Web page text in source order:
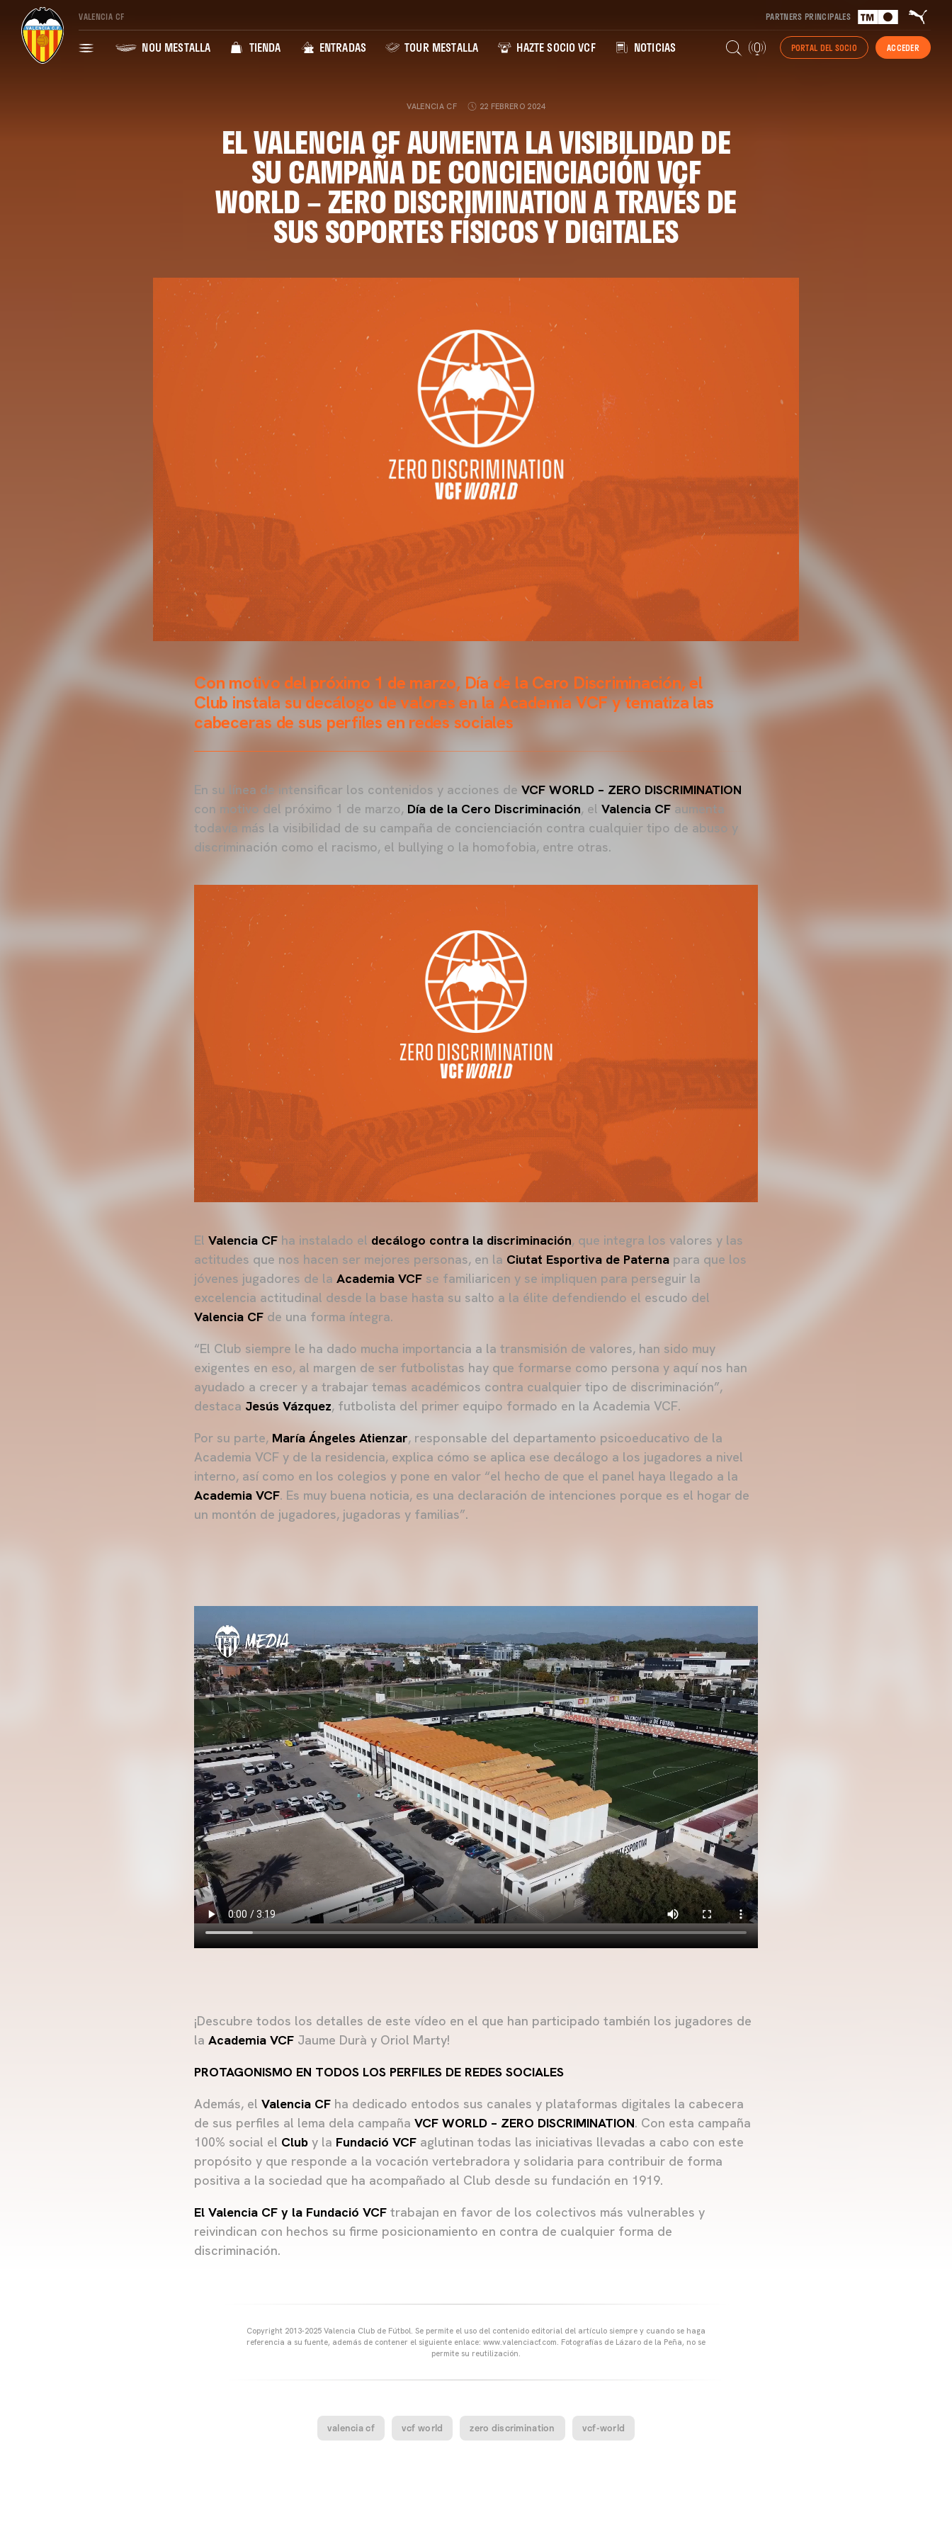
VALENCIA CF PARTNERS PRINCIPALES
NOU MESTALLA TIENDA ENTRADAS TOUR MESTALLA HAZTE SOCIO VCF NOTICIAS PORTAL DEL SOCIO ACCEDER
VALENCIA CF 22 FEBRERO 2024
EL VALENCIA CF AUMENTA LA VISIBILIDAD DE
SU CAMPAÑA DE CONCIENCIACIÓN VCF
WORLD – ZERO DISCRIMINATION A TRAVÉS DE
SUS SOPORTES FÍSICOS Y DIGITALES
Con motivo del próximo 1 de marzo, Día de la Cero Discriminación, el
Club instala su decálogo de valores en la Academia VCF y tematiza las
cabeceras de sus perfiles en redes sociales
En su línea de intensificar los contenidos y acciones de VCF WORLD – ZERO DISCRIMINATION
con motivo del próximo 1 de marzo, Día de la Cero Discriminación, el Valencia CF aumenta
todavía más la visibilidad de su campaña de concienciación contra cualquier tipo de abuso y
discriminación como el racismo, el bullying o la homofobia, entre otras.
El Valencia CF ha instalado el decálogo contra la discriminación, que integra los valores y las
actitudes que nos hacen ser mejores personas, en la Ciutat Esportiva de Paterna para que los
jóvenes jugadores de la Academia VCF se familiaricen y se impliquen para perseguir la
excelencia actitudinal desde la base hasta su salto a la élite defendiendo el escudo del
Valencia CF de una forma íntegra.
“El Club siempre le ha dado mucha importancia a la transmisión de valores, han sido muy
exigentes en eso, al margen de ser futbolistas hay que formarse como persona y aquí nos han
ayudado a crecer y a trabajar temas académicos contra cualquier tipo de discriminación”,
destaca Jesús Vázquez, futbolista del primer equipo formado en la Academia VCF.
Por su parte, María Ángeles Atienzar, responsable del departamento psicoeducativo de la
Academia VCF y de la residencia, explica cómo se aplica ese decálogo a los jugadores a nivel
interno, así como en los colegios y pone en valor “el hecho de que el panel haya llegado a la
Academia VCF. Es muy buena noticia, es una declaración de intenciones porque es el hogar de
un montón de jugadores, jugadoras y familias”.
¡Descubre todos los detalles de este vídeo en el que han participado también los jugadores de
la Academia VCF Jaume Durà y Oriol Marty!
PROTAGONISMO EN TODOS LOS PERFILES DE REDES SOCIALES
Además, el Valencia CF ha dedicado entodos sus canales y plataformas digitales la cabecera
de sus perfiles al lema dela campaña VCF WORLD – ZERO DISCRIMINATION. Con esta campaña
100% social el Club y la Fundació VCF aglutinan todas las iniciativas llevadas a cabo con este
propósito y que responde a la vocación vertebradora y solidaria para contribuir de forma
positiva a la sociedad que ha acompañado al Club desde su fundación en 1919.
El Valencia CF y la Fundació VCF trabajan en favor de los colectivos más vulnerables y
reivindican con hechos su firme posicionamiento en contra de cualquier forma de
discriminación.
Copyright 2013-2025 Valencia Club de Fútbol. Se permite el uso del contenido editorial del artículo siempre y cuando se haga
referencia a su fuente, además de contener el siguiente enlace: www.valenciacf.com. Fotografías de Lázaro de la Peña, no se
permite su reutilización.
valencia cf vcf world zero discrimination vcf-world